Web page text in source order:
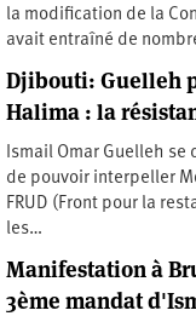
la modification de la
avait entraîné de
Djibouti: Guelleh
Halima : la
Ismail Omar Guelleh se
de pouvoir interpeller
FRUD (Front pour la
les…
Manifestation à
3ème mandat